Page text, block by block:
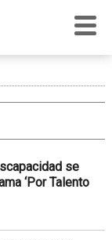
se
‘Por Talento